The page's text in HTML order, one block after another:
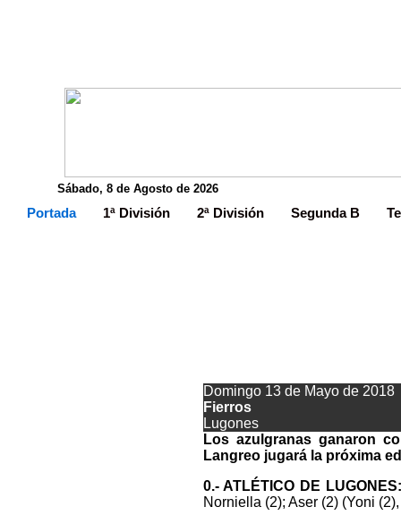
Sábado, 8 de Agosto de 2026
Portada 1ª División 2ª División Segunda B
Domingo 13 de Mayo de 2018
Fierros
Lugones
Los azulgranas ganaron
Langreo jugará la próxima
0.- ATLÉTICO DE
Norniella (2); Aser (2) (Yoni